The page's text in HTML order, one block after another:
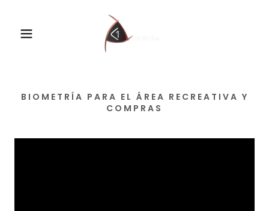
BIOMETRÍA PARA EL ÁREA RECREATIVA Y
COMPRAS